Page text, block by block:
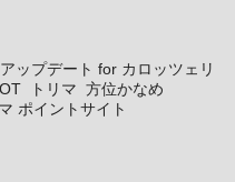
ップデート for カロッツェリ
トリマ 方位かなめ
ポイントサイト